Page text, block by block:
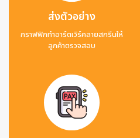
ส่งตัวอย่าง
กราฟฟิกทำอาร์ตเวิร์คลายสกรีนให้
ลูกค้าตรวจสอบ